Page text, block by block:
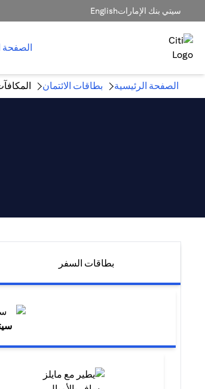
سيتي بنك الإماراتEnglish
الصفحة
الصفحة الرئيسية بطاقات الائتمان
بطاقات السفر